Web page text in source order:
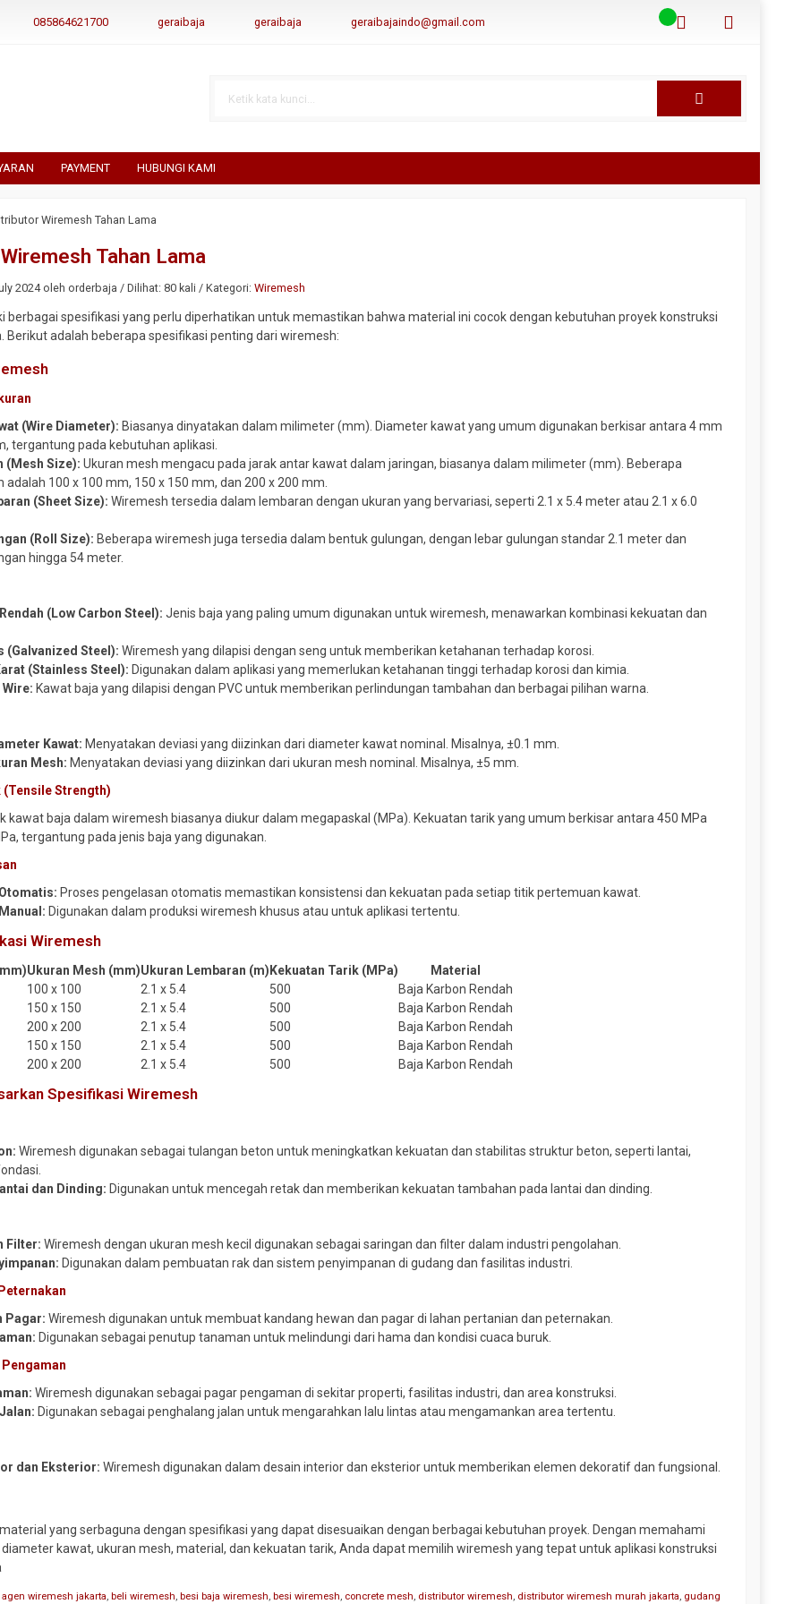
085864621700 geraibaja geraibaja geraibajaindo@gmail.com
PAYMENT HUBUNGI KAMI
Wiremesh Tahan Lama
Tahan Lama
2024 oleh orderbaja / Dilihat: 80 kali / Kategori:Wiremesh
berbagai spesifikasi yang perlu diperhatikan untuk memastikan bahwa material ini cocok dengan kebutuhan proyek konstruksi
Berikut adalah beberapa spesifikasi penting dari wiremesh:
(Wire Diameter): Biasanya dinyatakan dalam milimeter (mm). Diameter kawat yang umum digunakan berkisar antara 4 mm
tergantung pada kebutuhan aplikasi.
(Mesh Size): Ukuran mesh mengacu pada jarak antar kawat dalam jaringan, biasanya dalam milimeter (mm). Beberapa
adalah 100 x 100 mm, 150 x 150 mm, dan 200 x 200 mm.
(Sheet Size): Wiremesh tersedia dalam lembaran dengan ukuran yang bervariasi, seperti 2.1 x 5.4 meter atau 2.1 x 6.0
(Roll Size): Beberapa wiremesh juga tersedia dalam bentuk gulungan, dengan lebar gulungan standar 2.1 meter dan
hingga 54 meter.
(Low Carbon Steel): Jenis baja yang paling umum digunakan untuk wiremesh, menawarkan kombinasi kekuatan dan
(Galvanized Steel): Wiremesh yang dilapisi dengan seng untuk memberikan ketahanan terhadap korosi.
(Stainless Steel): Digunakan dalam aplikasi yang memerlukan ketahanan tinggi terhadap korosi dan kimia.
Kawat baja yang dilapisi dengan PVC untuk memberikan perlindungan tambahan dan berbagai pilihan warna.
Kawat: Menyatakan deviasi yang diizinkan dari diameter kawat nominal. Misalnya, ±0.1 mm.
Mesh: Menyatakan deviasi yang diizinkan dari ukuran mesh nominal. Misalnya, ±5 mm.
(Tensile Strength)
kawat baja dalam wiremesh biasanya diukur dalam megapaskal (MPa). Kekuatan tarik yang umum berkisar antara 450 MPa
tergantung pada jenis baja yang digunakan.
Proses pengelasan otomatis memastikan konsistensi dan kekuatan pada setiap titik pertemuan kawat.
Digunakan dalam produksi wiremesh khusus atau untuk aplikasi tertentu.
Wiremesh
Ukuran Mesh (mm)Ukuran Lembaran (m) Kekuatan Tarik (MPa)
Material
100 x 100 2.1 x 5.4 500
Baja Karbon Rendah
150 x 150 2.1 x 5.4 500
Baja Karbon Rendah
200 x 200 2.1 x 5.4 500
Baja Karbon Rendah
150 x 150 2.1 x 5.4 500
Baja Karbon Rendah
200 x 200 2.1 x 5.4 500 Baja Karbon Rendah
Spesifikasi Wiremesh
Wiremesh digunakan sebagai tulangan beton untuk meningkatkan kekuatan dan stabilitas struktur beton, seperti lantai,
dan Dinding: Digunakan untuk mencegah retak dan memberikan kekuatan tambahan pada lantai dan dinding.
Filter: Wiremesh dengan ukuran mesh kecil digunakan sebagai saringan dan filter dalam industri pengolahan.
Digunakan dalam pembuatan rak dan sistem penyimpanan di gudang dan fasilitas industri.
Pagar: Wiremesh digunakan untuk membuat kandang hewan dan pagar di lahan pertanian dan peternakan.
Digunakan sebagai penutup tanaman untuk melindungi dari hama dan kondisi cuaca buruk.
Pengaman
Wiremesh digunakan sebagai pagar pengaman di sekitar properti, fasilitas industri, dan area konstruksi.
Digunakan sebagai penghalang jalan untuk mengarahkan lalu lintas atau mengamankan area tertentu.
dan Eksterior: Wiremesh digunakan dalam desain interior dan eksterior untuk memberikan elemen dekoratif dan fungsional.
yang serbaguna dengan spesifikasi yang dapat disesuaikan dengan berbagai kebutuhan proyek. Dengan memahami
kawat, ukuran mesh, material, dan kekuatan tarik, Anda dapat memilih wiremesh yang tepat untuk aplikasi konstruksi
agen wiremesh jakarta,beli wiremesh,besi baja wiremesh,besi wiremesh, concrete mesh, distributor wiremesh, distributor wiremesh murah jakarta, gudang